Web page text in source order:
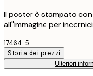
Il poster è stampato
all''immagine per
17464-5
Storia dei prezzi
Ulteriori